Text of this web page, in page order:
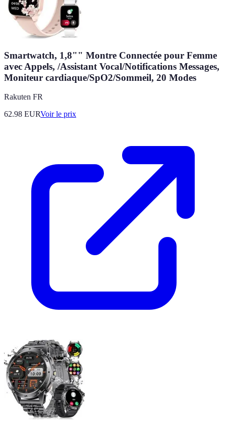
Smartwatch, 1,8"" Montre Connectée pour Femme
avec Appels, /Assistant Vocal/Notifications Messages,
Moniteur cardiaque/SpO2/Sommeil, 20 Modes
Rakuten FR
62.98 EURVoir le prix